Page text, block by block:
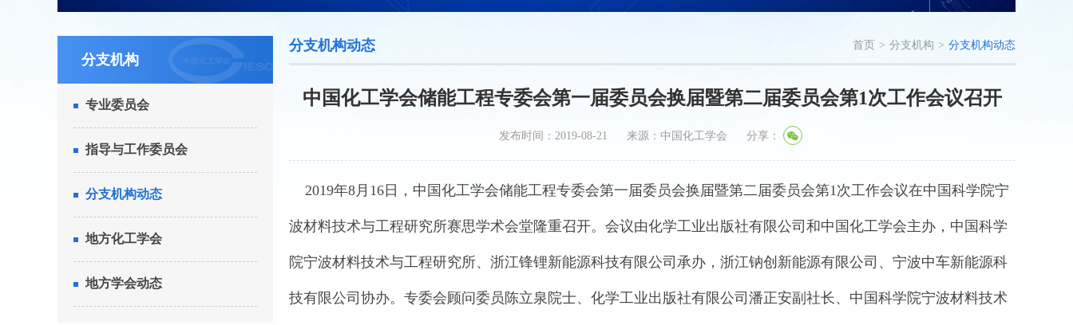
分支机构
专业委员会
指导与工作委员会
分支机构动态
地方化工学会
地方学会动态
分支机构动态 首页 > 分支机构 > 分支机构动态
中国化工学会储能工程专委会第一届委员会换届暨第二届委员会第1次工作会议召开
发布时间：2019-08-21 来源：中国化工学会 分享：
2019年8月16日，中国化工学会储能工程专委会第一届委员会换届暨第二届委员会第1次工作会议在中国科学院宁
波材料技术与工程研究所赛思学术会堂隆重召开。会议由化学工业出版社有限公司和中国化工学会主办，中国科学
院宁波材料技术与工程研究所、浙江锋锂新能源科技有限公司承办，浙江钠创新能源有限公司、宁波中车新能源科
技有限公司协办。专委会顾问委员陈立泉院士、化学工业出版社有限公司潘正安副社长、中国科学院宁波材料技术